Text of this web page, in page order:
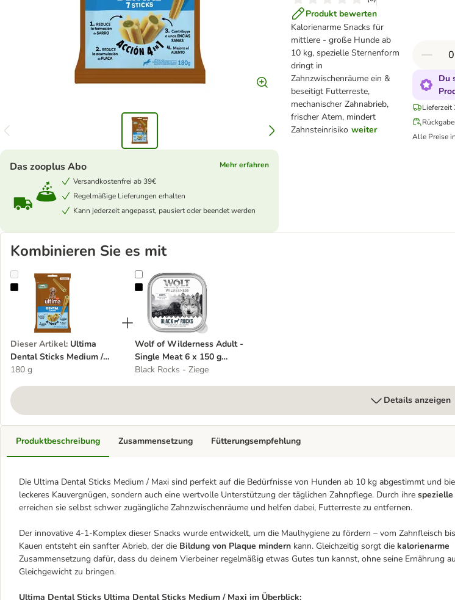
Produkt bewerten
Kalorienarme Snacks für
mittlere - große Hunde ab
10 kg, spezielle Sternenform
dringt in
Zahnzwischenräume ein &
beseitigt Futterreste,
mechanischer Zahnabrieb,
frischer Atem, mindert
Zahnsteinrisiko weiter
Das zooplus Abo
Mehr erfahren
Versandkostenfrei ab 39€
Regelmäßige Lieferungen erhalten
Kann jederzeit angepasst, pausiert oder beendet werden
Du
Lieferzeit
Alle Preise
Kombinieren Sie es mit
Ultima Dental Sticks Medium / Maxi
Dieser Artikel: Ultima
Dental Sticks Medium /
Maxi
180 g
Wolf of Wilderness Adult - Single Meat 6 x 150 g Schale
Wolf of Wilderness Adult -
Single Meat 6 x 150 g
Schale
Black Rocks - Ziege
Details anzeigen
Produktbeschreibung
Die Ultima Dental Sticks Medium / Maxi sind perfekt auf die Bedürfnisse von Hunden ab 10 kg abgestimmt und
leckeres Kauvergnügen, sondern auch eine wertvolle Unterstützung der täglichen Zahnpflege. Durch ihre
erreichen sie selbst schwer zugängliche Zahnzwischenräume und helfen dabei, Futterreste zu entfernen.
Der innovative 4-1-Komplex dieser Snacks wurde entwickelt, um die Maulhygiene zu fördern – vom Zahnfleisch
Kauen entsteht ein sanfter Abrieb, der die Bildung von Plaque mindern kann. Gleichzeitig sorgt die kalorienarme
Zusammensetzung dafür, dass du deinem Vierbeiner regelmäßig etwas Gutes tun kannst, ohne seine Ernährung
Gleichgewicht zu bringen.
Ultima Dental Sticks Ultima Dental Sticks Medium / Maxi im Überblick:
Zusammensetzung Fütterungsempfehlung